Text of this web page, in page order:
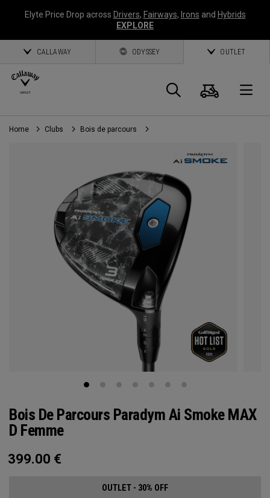
Elyte Price Drop across Drivers, Fairways, Irons and Hybrids
EXPLORE
CALLAWAY ODYSSEY OUTLET
Panier
Home Clubs Bois de parcours
Bois De Parcours Paradym Ai Smoke MAX
D Femme
399.00 €
OUTLET - 30% OFF